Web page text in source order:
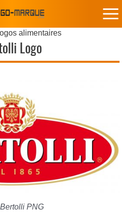
alimentaires
Logo
PNG